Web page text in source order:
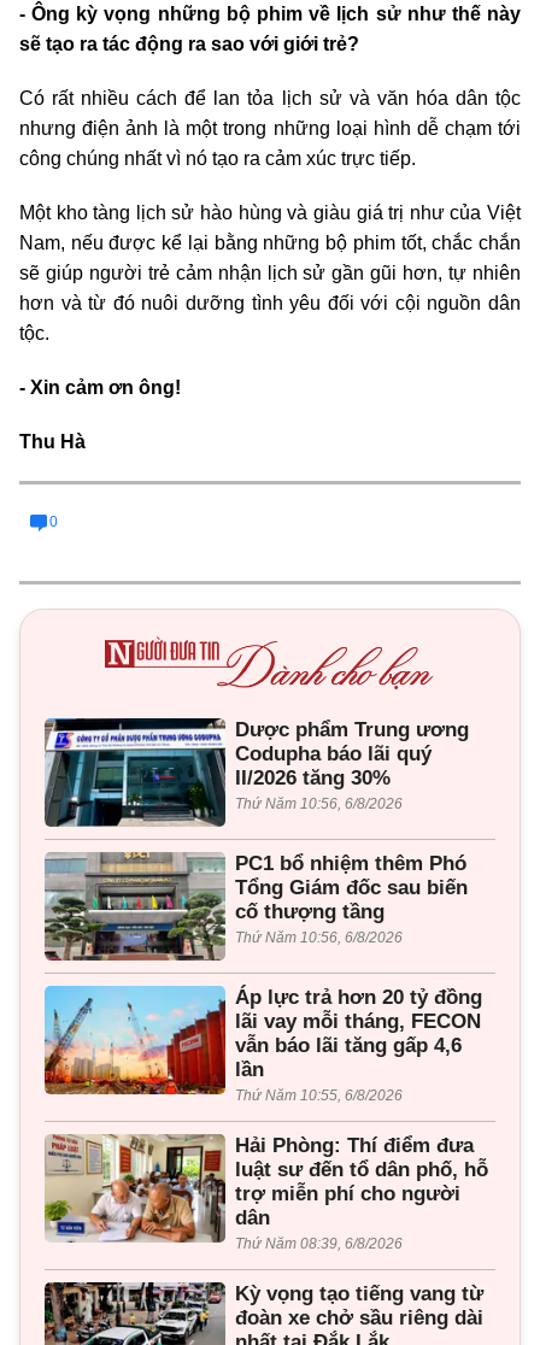
- Ông kỳ vọng những bộ phim về lịch sử như thế này
sẽ tạo ra tác động ra sao với giới trẻ?
Có rất nhiều cách để lan tỏa lịch sử và văn hóa dân tộc
nhưng điện ảnh là một trong những loại hình dễ chạm tới
công chúng nhất vì nó tạo ra cảm xúc trực tiếp.
Một kho tàng lịch sử hào hùng và giàu giá trị như của Việt
Nam, nếu được kể lại bằng những bộ phim tốt, chắc chắn
sẽ giúp người trẻ cảm nhận lịch sử gần gũi hơn, tự nhiên
hơn và từ đó nuôi dưỡng tình yêu đối với cội nguồn dân
tộc.
- Xin cảm ơn ông!
Thu Hà
0
Dược phẩm Trung ương
Codupha báo lãi quý
II/2026 tăng 30%
Thứ Năm 10:56, 6/8/2026
PC1 bổ nhiệm thêm Phó
Tổng Giám đốc sau biến
cố thượng tầng
Thứ Năm 10:56, 6/8/2026
Áp lực trả hơn 20 tỷ đồng
lãi vay mỗi tháng, FECON
vẫn báo lãi tăng gấp 4,6
lần
Thứ Năm 10:55, 6/8/2026
Hải Phòng: Thí điểm đưa
luật sư đến tổ dân phố, hỗ
trợ miễn phí cho người
dân
Thứ Năm 08:39, 6/8/2026
Kỳ vọng tạo tiếng vang từ
đoàn xe chở sầu riêng dài